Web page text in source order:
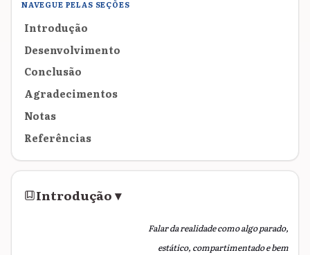
NAVEGUE PELAS SEÇÕES
Introdução
Desenvolvimento
Conclusão
Agradecimentos
Notas
Referências
Introdução▾
Falar da realidade como algo parado,
estático, compartimentado e bem